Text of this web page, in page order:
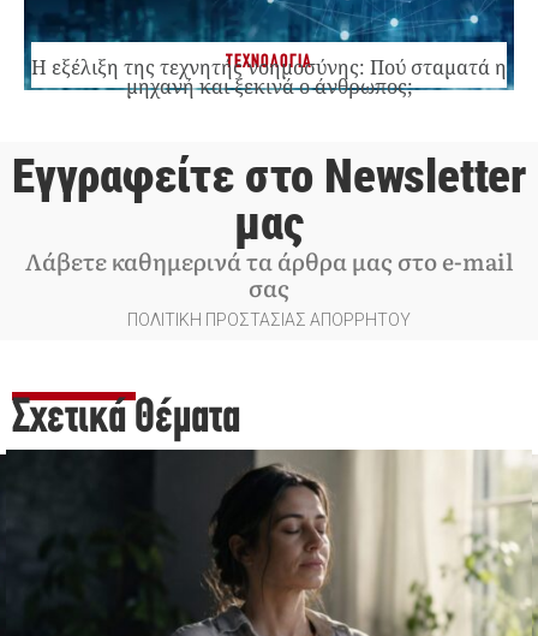
ΤΕΧΝΟΛΟΓΙΑ
Η εξέλιξη της τεχνητής νοημοσύνης: Πού σταματά η
μηχανή και ξεκινά ο άνθρωπος;
Εγγραφείτε στο Newsletter
μας
Λάβετε καθημερινά τα άρθρα μας στο e-mail
σας
ΠΟΛΙΤΙΚΗ ΠΡΟΣΤΑΣΙΑΣ ΑΠΟΡΡΗΤΟΥ
Σχετικά Θέματα